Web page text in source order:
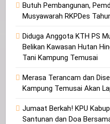
Butuh Pembangunan,
Musyawarah RKPDes
Diduga Anggota KTH PS
Belikan Kawasan Hutan
Tani Kampung Temusai
Merasa Terancam dan
Kampung Temusai Akan
Jumaat Berkah! KPU
Santunan dan Doa